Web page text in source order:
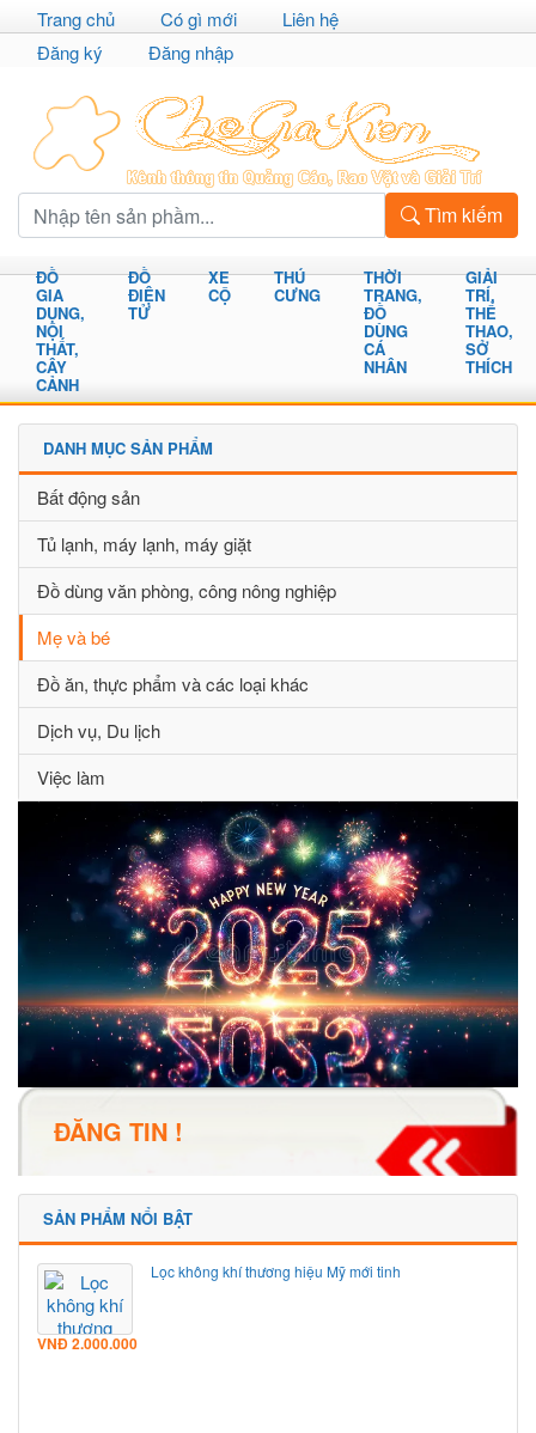
Trang chủ Có gì mới
Liên hệ
Đăng ký
Đăng nhập
Tìm kiếm
ĐỒ
GIA
DỤNG,
NỘI
THẤT,
CÂY
CẢNH
ĐỒ
ĐIỆN
TỬ
XE
CỘ
THÚ
CƯNG
THỜI
TRANG,
ĐỒ
DÙNG
CÁ
NHÂN
GIẢI
TRÍ,
THỂ
THAO,
SỞ
THÍCH
DANH MỤC SẢN PHẨM
Bất động sản
Tủ lạnh, máy lạnh, máy giặt
Đồ dùng văn phòng, công nông nghiệp
Mẹ và bé
Đồ ăn, thực phẩm và các loại khác
Dịch vụ, Du lịch
Việc làm
ĐĂNG TIN !
SẢN PHẨM NỔI BẬT
Lọc không khí thương hiệu Mỹ mới tinh
VNĐ2.000.000